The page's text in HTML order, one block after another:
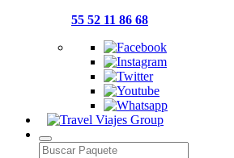
55 52 11 86 68